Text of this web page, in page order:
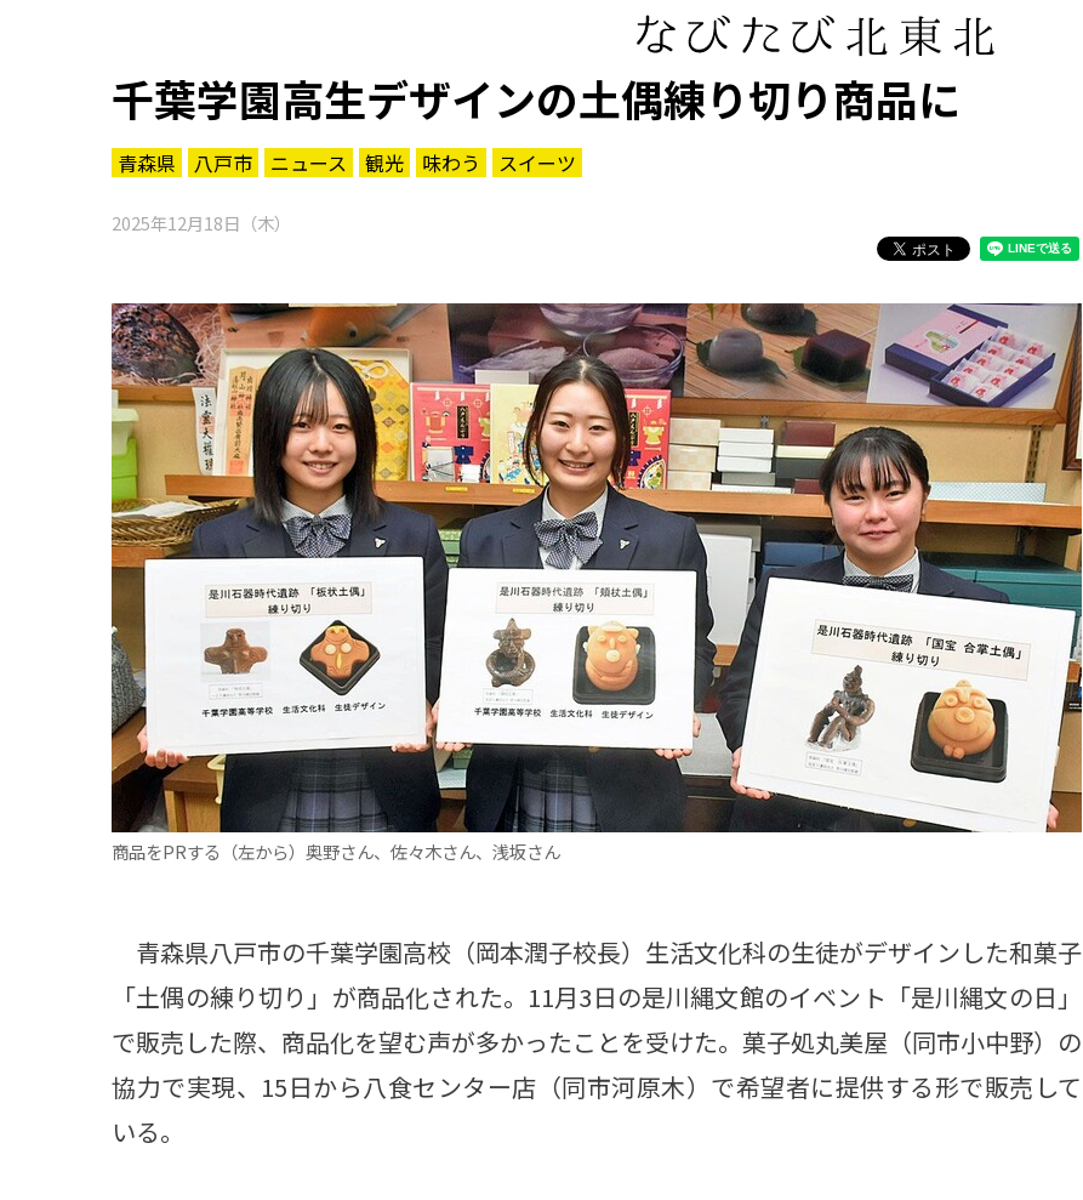
千葉学園高生デザインの土偶練り切り商品に
青森県 八戸市 ニュース 観光 味わう スイーツ
2025年12月18日（木）
商品をPRする（左から）奥野さん、佐々木さん、浅坂さん
青森県八戸市の千葉学園高校（岡本潤子校長）生活文化科の生徒がデザインした和菓子
「土偶の練り切り」が商品化された。11月3日の是川縄文館のイベント「是川縄文の日」
で販売した際、商品化を望む声が多かったことを受けた。菓子処丸美屋（同市小中野）の
協力で実現、15日から八食センター店（同市河原木）で希望者に提供する形で販売して
いる。
パワースポット
まつり・イベント
おみやげ・特産
道の駅・産直
アウトドア・レジャー
ご当地グルメ